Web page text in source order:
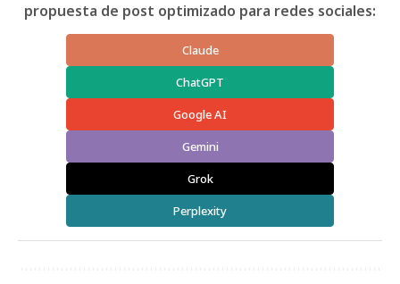
propuesta de post optimizado para redes sociales:
Claude
ChatGPT
Google AI
Gemini
Grok
Perplexity